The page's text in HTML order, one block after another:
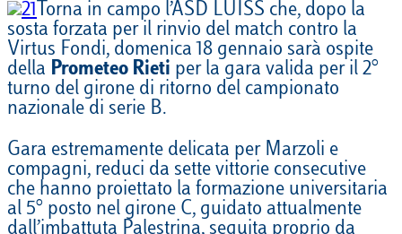
Torna in campo l’ASD LUISS che, dopo la
sosta forzata per il rinvio del match contro la
Virtus Fondi, domenica 18 gennaio sarà ospite
della Prometeo Rieti per la gara valida per il 2°
turno del girone di ritorno del campionato
nazionale di serie B.
Gara estremamente delicata per Marzoli e
compagni, reduci da sette vittorie consecutive
che hanno proiettato la formazione universitaria
al 5° posto nel girone C, guidato attualmente
dall’imbattuta Palestrina, seguita proprio da